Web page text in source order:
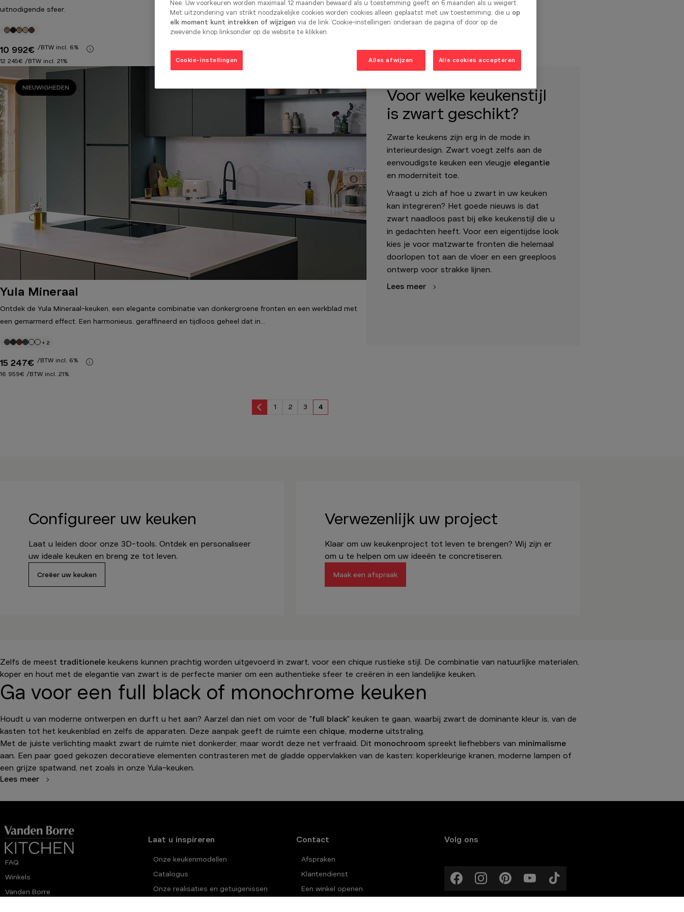
uitnodigende sfeer.
10 992€ /BTW incl. 6%
12 245€ /BTW incl. 21%
10 922€/BTW incl. 6% Meer informatie
12 126€/BTW incl. 21%
NIEUWIGHEDEN
Yula Mineraal
Ontdek de Yula Mineraal-keuken, een elegante combinatie van donkergroene fronten en een werkblad met
een gemarmerd effect. Een harmonieus, geraffineerd en tijdloos geheel dat in…
+ 2
15 247€ /BTW incl. 6%
16 959€ /BTW incl. 21%
Voor welke keukenstijl
is zwart geschikt?
Zwarte keukens zijn erg in de mode in
interieurdesign. Zwart voegt zelfs aan de
eenvoudigste keuken een vleugje elegantie
en moderniteit toe.
Vraagt u zich af hoe u zwart in uw keuken
kan integreren? Het goede nieuws is dat
zwart naadloos past bij elke keukenstijl die u
in gedachten heeft. Voor een eigentijdse look
kies je voor matzwarte fronten die helemaal
doorlopen tot aan de vloer en een greeploos
ontwerp voor strakke lijnen.
Lees meer
1 2 3 4
Configureer uw keuken
Laat u leiden door onze 3D-tools. Ontdek en personaliseer
uw ideale keuken en breng ze tot leven.
Creëer uw keuken
Verwezenlijk uw project
Klaar om uw keukenproject tot leven te brengen? Wij zijn er
om u te helpen om uw ideeën te concretiseren.
Maak een afspraak
Zelfs de meest traditionele keukens kunnen prachtig worden uitgevoerd in zwart, voor een chique rustieke stijl. De combinatie van natuurlijke materialen,
koper en hout met de elegantie van zwart is de perfecte manier om een authentieke sfeer te creëren in een landelijke keuken.
Ga voor een full black of monochrome keuken
Houdt u van moderne ontwerpen en durft u het aan? Aarzel dan niet om voor de "full black" keuken te gaan, waarbij zwart de dominante kleur is, van de
kasten tot het keukenblad en zelfs de apparaten. Deze aanpak geeft de ruimte een chique, moderne uitstraling.
Met de juiste verlichting maakt zwart de ruimte niet donkerder, maar wordt deze net verfraaid. Dit monochroom spreekt liefhebbers van minimalisme
aan. Een paar goed gekozen decoratieve elementen contrasteren met de gladde oppervlakken van de kasten: koperkleurige kranen, moderne lampen of
een grijze spatwand, net zoals in onze Yula-keuken.
Lees meer
FAQ
Winkels
Vanden Borre
Laat u inspireren
Onze keukenmodellen
Catalogus
Onze realisaties en getuigenissen
Contact
Afspraken
Klantendienst
Een winkel openen
Volg ons
Nee. Uw voorkeuren worden maximaal 12 maanden bewaard als u toestemming geeft en 6 maanden als u weigert.
Met uitzondering van strikt noodzakelijke cookies worden cookies alleen geplaatst met uw toestemming, die u op
elk moment kunt intrekken of wijzigen via de link ‘Cookie-instellingen’ onderaan de pagina of door op de
zwevende knop linksonder op de website te klikken.
Cookie-instellingen Alles afwijzen Alle cookies accepteren